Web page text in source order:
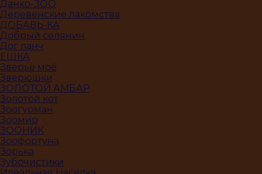
Данко-ЗОО
Деревенские лакомства
ДОБАВЬ-КА
Добрый селянин
Дог ланч
ЕШКА
Зверьё моё
Зверюшки
ЗОЛОТОЙ АМБАР
Золотой кот
Зоогурман
Зоомир
ЗООНИК
Зоофортуна
Зорька
Зубочистики